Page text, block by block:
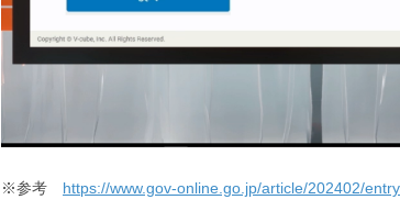
※参考 https://www.gov-online.go.jp/article/202402/